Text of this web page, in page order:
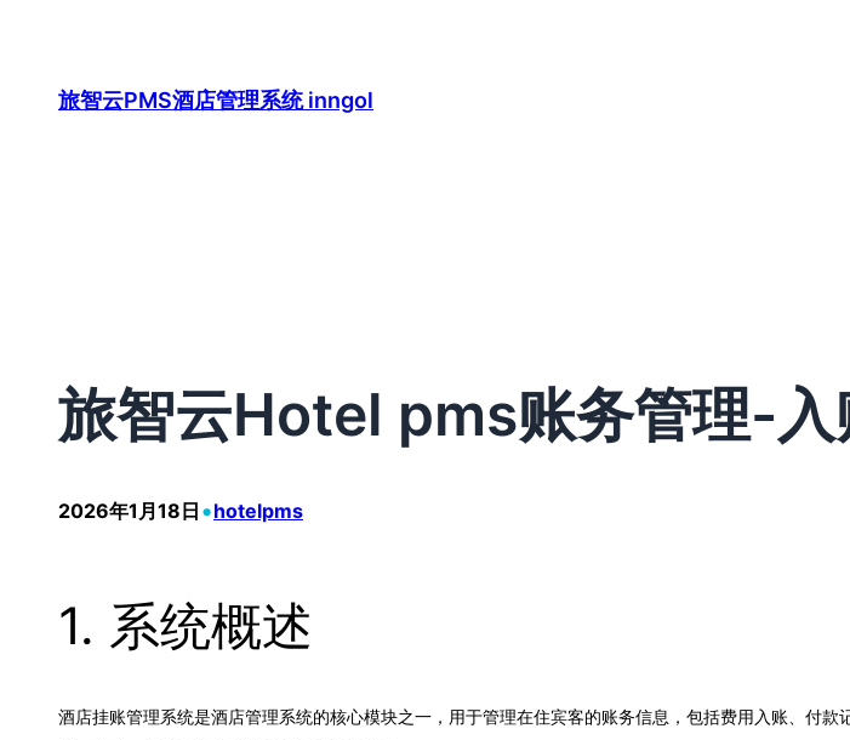
旅智云PMS酒店管理系统 inngol
旅智云Hotel pms账务管理-入
2026年1月18日 •hotelpms
1. 系统概述
酒店挂账管理系统是酒店管理系统的核心模块之一，用于管理在住宾客的账务信息，包括费用入账、付